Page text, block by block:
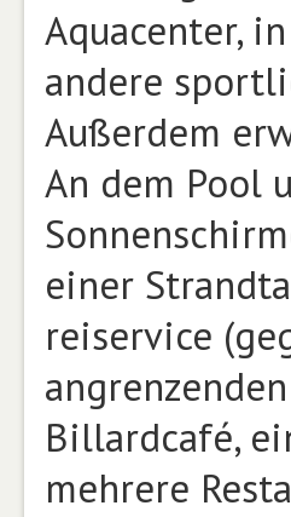
Aquacenter,
andere
Außerdem
An dem Pool
einer
reiservice
Billardcafé,
mehrere